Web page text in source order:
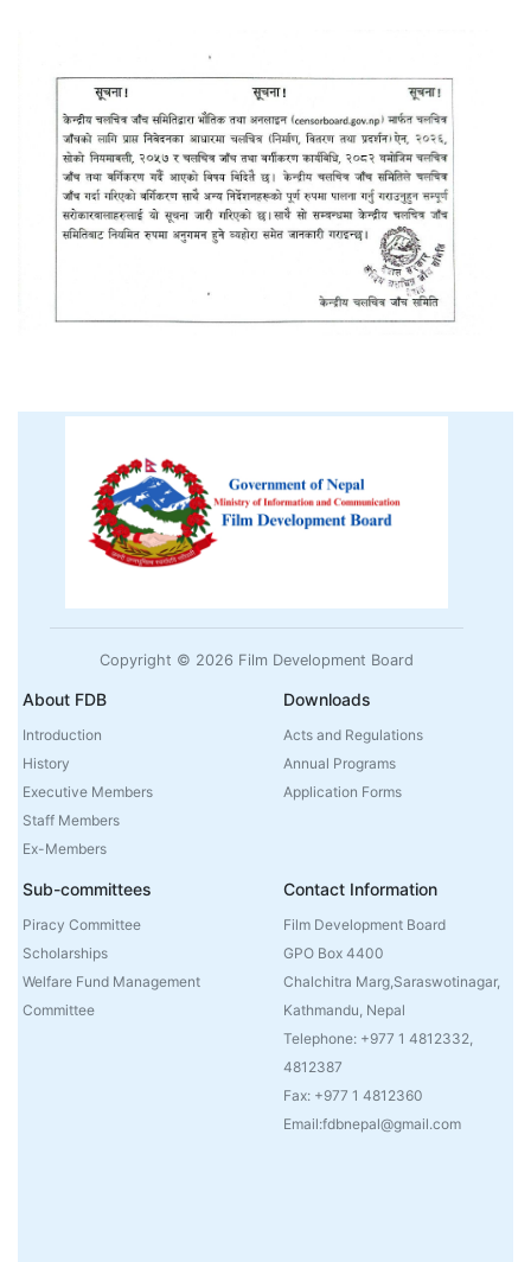
Copyright © 2026 Film Development Board
About FDB
Introduction
History
Executive Members
Staff Members
Ex-Members
Downloads
Acts and Regulations
Annual Programs
Application Forms
Sub-committees
Piracy Committee
Scholarships
Welfare Fund Management
Committee
Contact Information
Film Development Board
GPO Box 4400
Chalchitra Marg,Saraswotinagar,
Kathmandu, Nepal
Telephone: +977 1 4812332,
4812387
Fax: +977 1 4812360
Email:fdbnepal@gmail.com